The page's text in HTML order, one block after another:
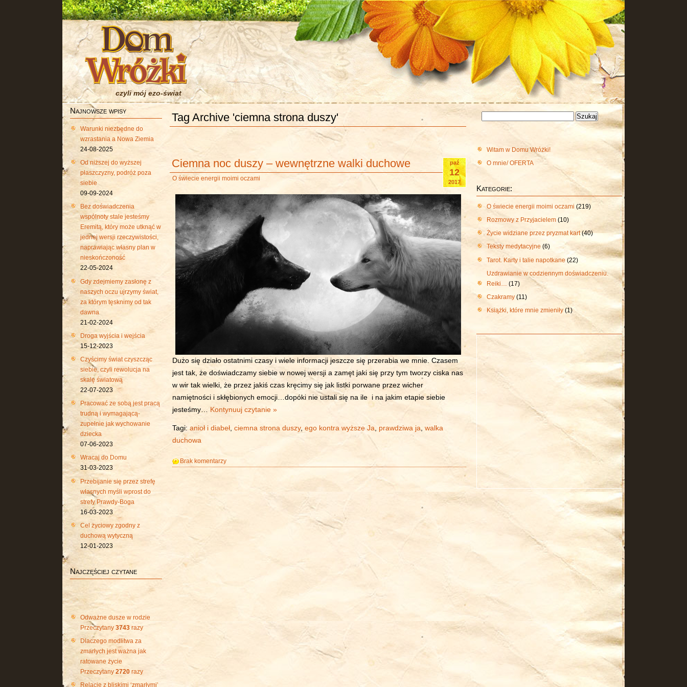
czyli mój ezo-świat
Najnowsze wpisy
Warunki niezbędne do
wzrastania a Nowa Ziemia
24-08-2025
Od niższej do wyższej
płaszczyzny, podróż poza
siebie
09-09-2024
Bez doświadczenia
wspólnoty stale jesteśmy
Eremitą, który może utknąć w
jednej wersji rzeczywistości,
naprawiając własny plan w
nieskończoność
22-05-2024
Gdy zdejmiemy zasłonę z
naszych oczu ujrzymy świat,
za którym tęsknimy od tak
dawna
21-02-2024
Droga wyjścia i wejścia
15-12-2023
Czyścimy świat czyszcząc
siebie, czyli rewolucja na
skalę światową
22-07-2023
Pracować ze sobą jest pracą
trudną i wymagającą-
zupełnie jak wychowanie
dziecka
07-06-2023
Wracaj do Domu
31-03-2023
Przebijanie się przez strefę
własnych myśli wprost do
strefy Prawdy-Boga
16-03-2023
Cel życiowy zgodny z
duchową wytyczną
12-01-2023
Najczęściej czytane
Odważne dusze w rodzie
Przeczytany 3743 razy
Dlaczego modlitwa za
zmarłych jest ważna jak
ratowane życie
Przeczytany 2720 razy
Relacje z bliskimi ‘zmarłymi’
Tag Archive 'ciemna strona duszy'
paź
12
2017
Ciemna noc duszy – wewnętrzne walki duchowe
O świecie energii moimi oczami
Dużo się działo ostatnimi czasy i wiele informacji jeszcze się przerabia we mnie. Czasem
jest tak, że doświadczamy siebie w nowej wersji a zamęt jaki się przy tym tworzy ciska nas
w wir tak wielki, że przez jakiś czas kręcimy się jak listki porwane przez wicher
namiętności i skłębionych emocji…dopóki nie ustali się na ile i na jakim etapie siebie
jesteśmy… Kontynuuj czytanie »
Tagi:anioł i diabeł ciemna strona duszy, ego kontra wyższe Ja prawdziwa ja walka
duchowa
Brak komentarzy
Witam w Domu Wróżki!
O mnie/ OFERTA
Kategorie:
O świecie energii moimi oczami (219)
Rozmowy z Przyjacielem (10)
Życie widziane przez pryzmat kart(40)
Teksty medytacyjne (6)
Tarot. Karty i talie napotkane (22)
Uzdrawianie w codziennym doświadczeniu.
Reiki… (17)
Czakramy (11)
Książki, które mnie zmieniły (1)